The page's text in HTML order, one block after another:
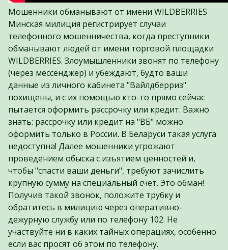
Мошенники обманывают от имени WILDBERRIES
Минская милиция регистрирует случаи
телефонного мошенничества, когда преступники
обманывают людей от имени торговой площадки
WILDBERRIES. Злоумышленники звонят по телефону
(через мессенджер) и убеждают, будто ваши
данные из личного кабинета "Вайлдберриз"
похищены, и с их помощью кто-то прямо сейчас
пытается оформить рассрочку или кредит. Важно
знать: рассрочку или кредит на "ВБ" можно
оформить только в России. В Беларуси такая услуга
недоступна! Далее мошенники угрожают
проведением обыска с изъятием ценностей и,
чтобы "спасти ваши деньги", требуют зачислить
крупную сумму на специальный счет. Это обман!
Получив такой звонок, положите трубку и
обратитесь в милицию через оперативно-
дежурную службу или по телефону 102. Не
участвуйте ни в каких тайных операциях, особенно
если вас просят об этом по телефону.